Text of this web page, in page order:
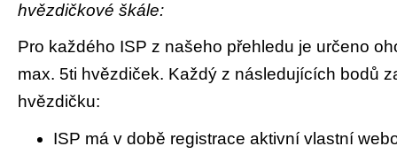
hvězdičkové škále:
Pro každého ISP z našeho přehledu je určeno
max. 5ti hvězdiček. Každý z následujících bodů
hvězdičku:
ISP má v době registrace aktivní vlastní